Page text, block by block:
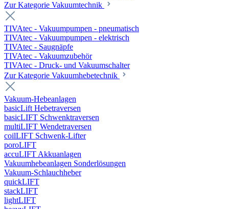
Zur Kategorie Vakuumtechnik
TIVAtec - Vakuumpumpen - pneumatisch
TIVAtec - Vakuumpumpen - elektrisch
TIVAtec - Saugnäpfe
TIVAtec - Vakuumzubehör
TIVAtec - Druck- und Vakuumschalter
Zur Kategorie Vakuumhebetechnik
Vakuum-Hebeanlagen
basicLift Hebetraversen
basicLIFT Schwenktraversen
multiLIFT Wendetraversen
coilLIFT Schwenk-Lifter
poroLIFT
accuLIFT Akkuanlagen
Vakuumhebeanlagen Sonderlösungen
Vakuum-Schlauchheber
quickLIFT
stackLIFT
lightLIFT